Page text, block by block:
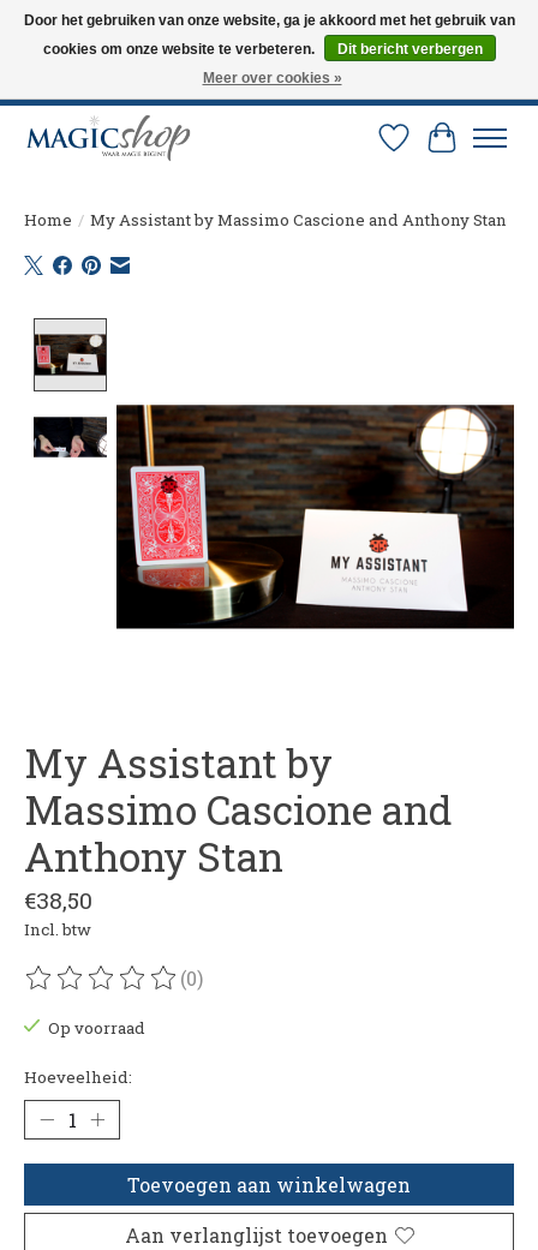
Altijd de nieuwste trucs op voorraad. Snelle verzending via PostNL en DHL.
Langskomen in onze winkel? Bel of mail om een afspraak te maken. 0251-
Verlanglijst
Home / My Assistant by Massimo Cascione and Anthony Stan
My Assistant by
Massimo Cascione and
Anthony Stan
€38,50
Incl. btw
De beoordeling van dit product is
(0)
Op voorraad
Hoeveelheid:
Toevoegen aan winkelwagen
Aan verlanglijst toevoegen
Door het gebruiken van onze website, ga je akkoord met het gebruik van
cookies om onze website te verbeteren.
Dit bericht verbergen
Meer over cookies »